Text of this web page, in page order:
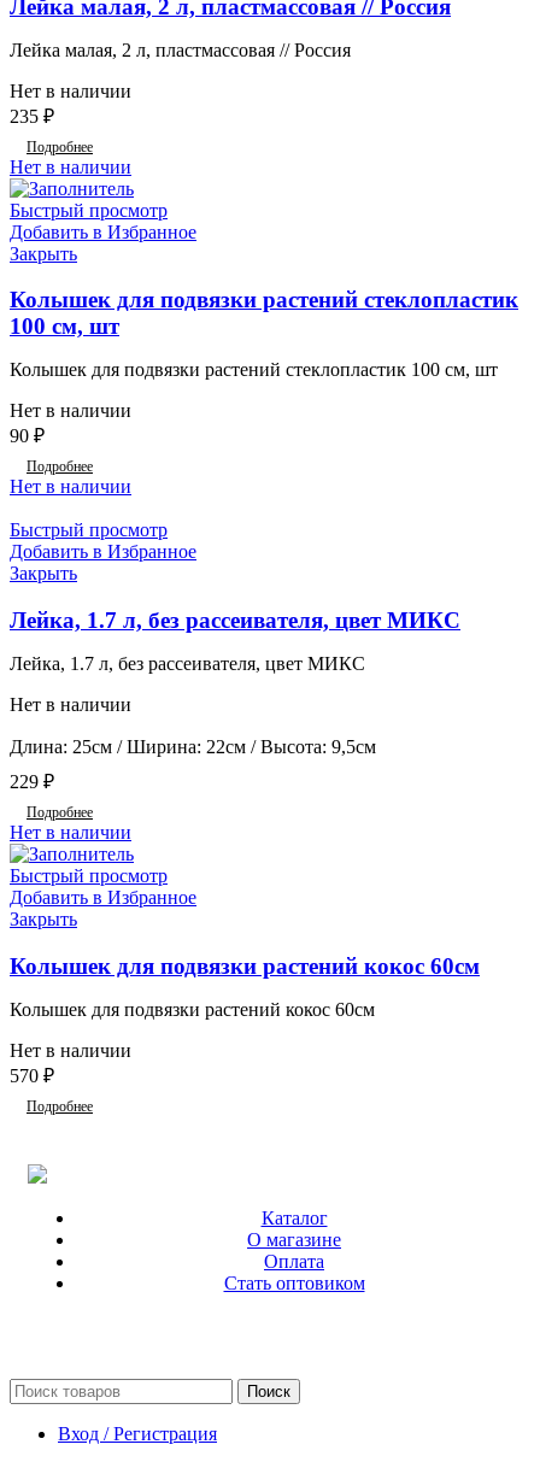
Лейка малая, 2 л, пластмассовая // Россия
Лейка малая, 2 л, пластмассовая // Россия
Нет в наличии
235 ₽
Подробнее
Нет в наличии
Быстрый просмотр
Добавить в Избранное
Закрыть
Колышек для подвязки растений стеклопластик
100 см, шт
Колышек для подвязки растений стеклопластик 100 см, шт
Нет в наличии
90 ₽
Подробнее
Нет в наличии
Быстрый просмотр
Добавить в Избранное
Закрыть
Лейка, 1.7 л, без рассеивателя, цвет МИКС
Лейка, 1.7 л, без рассеивателя, цвет МИКС
Нет в наличии
Длина: 25см / Ширина: 22см / Высота: 9,5см
229 ₽
Подробнее
Нет в наличии
Быстрый просмотр
Добавить в Избранное
Закрыть
Колышек для подвязки растений кокос 60см
Колышек для подвязки растений кокос 60см
Нет в наличии
570 ₽
Подробнее
Каталог
О магазине
Оплата
Стать оптовиком
Поиск
Вход / Регистрация